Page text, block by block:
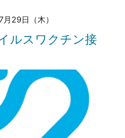
29日（木）
ルスワクチン接